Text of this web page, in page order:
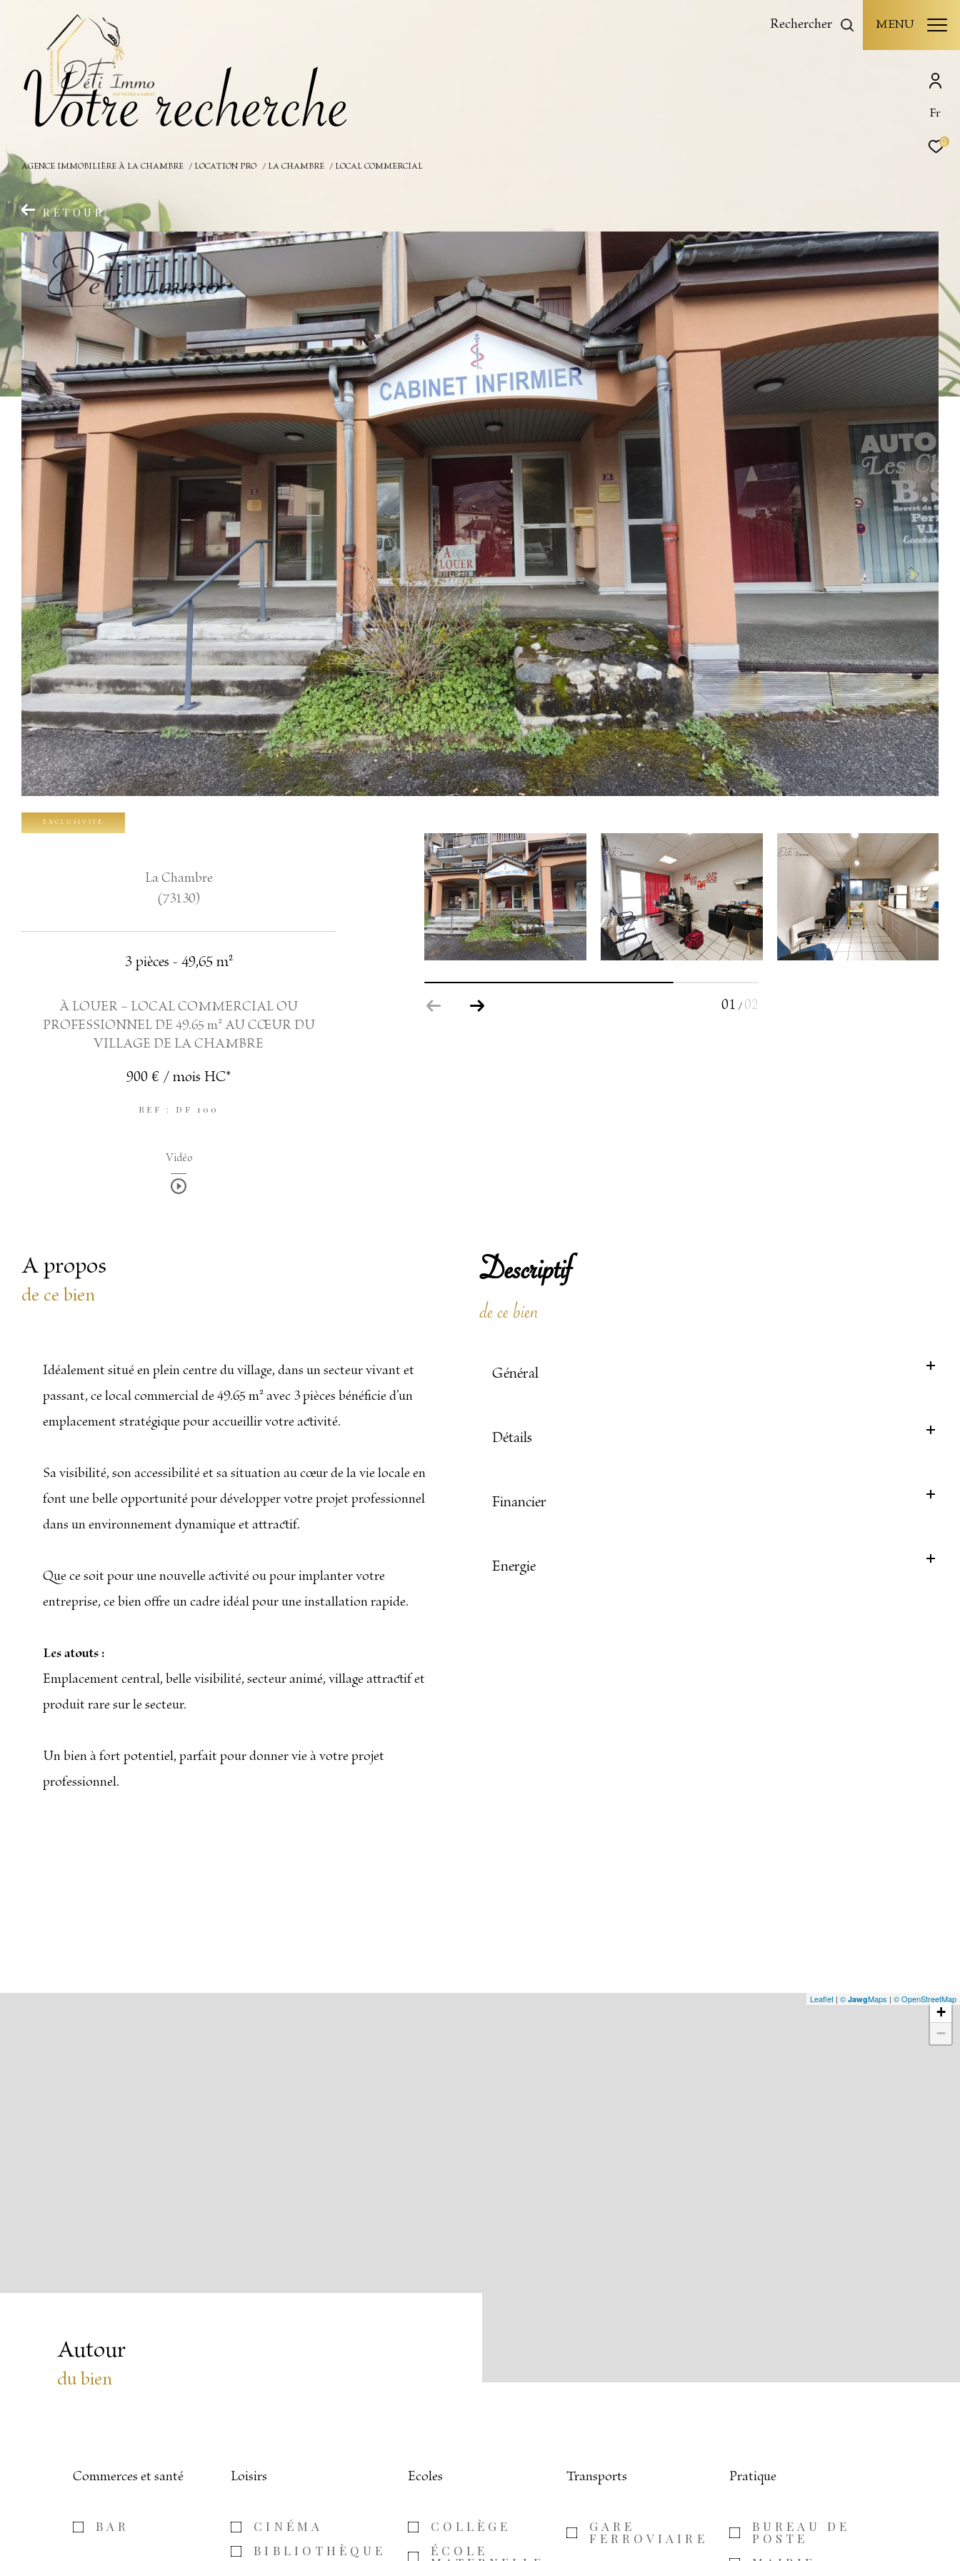
Fr
0
MENU
rechercher
Votrerecherche
AGENCE IMMOBILIÈRE À LA CHAMBRE LOCATION PRO LA CHAMBRE LOCAL COMMERCIAL
RETOUR
EXCLUSIVITÉ
01 / 02
La Chambre
(73130)
3 pièces - 49,65 m²
À LOUER – LOCAL COMMERCIAL OU
PROFESSIONNEL DE 49.65 m² AU CŒUR DU
VILLAGE DE LA CHAMBRE
900 € / mois HC*
REF : DF 100
Vidéo
a propos
de ce bien
Idéalement situé en plein centre du village, dans un secteur vivant et
passant, ce local commercial de 49.65 m² avec 3 pièces bénéficie d’un
emplacement stratégique pour accueillir votre activité.
Sa visibilité, son accessibilité et sa situation au cœur de la vie locale en
font une belle opportunité pour développer votre projet professionnel
dans un environnement dynamique et attractif.
Que ce soit pour une nouvelle activité ou pour implanter votre
entreprise, ce bien offre un cadre idéal pour une installation rapide.
Les atouts :
Emplacement central, belle visibilité, secteur animé, village attractif et
produit rare sur le secteur.
Un bien à fort potentiel, parfait pour donner vie à votre projet
professionnel.
descriptif
de ce bien
Général
Détails
Financier
Energie
+
−
Leaflet | © JawgMaps | © OpenStreetMap
Autour
du bien
Commerces et santé
BAR
Loisirs
CINÉMA
BIBLIOTHÈQUE
Ecoles
COLLÈGE
ÉCOLE
Transports
GARE
FERROVIAIRE
Pratique
BUREAU DE
POSTE